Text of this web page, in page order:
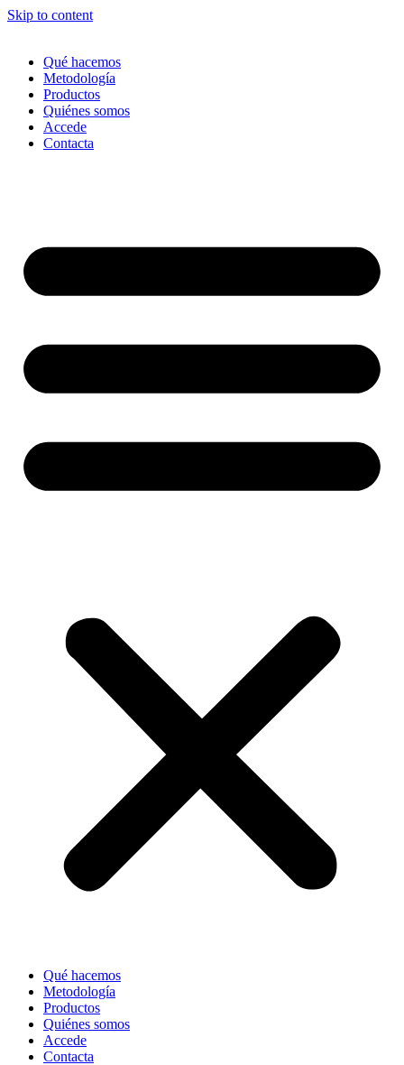
Skip to content
Qué hacemos
Metodología
Productos
Quiénes somos
Accede
Contacta
Qué hacemos
Metodología
Productos
Quiénes somos
Accede
Contacta